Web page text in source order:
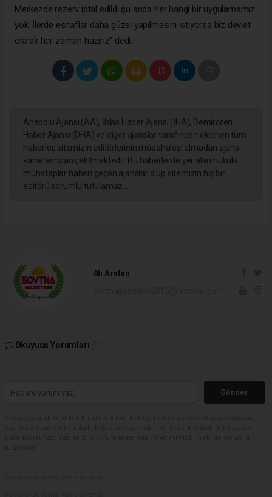
Merkezde rezerv iptal edildi şu anda her hangi bir uygulamamız
yok. İlerde esnaflar daha güzel yapılmasını istiyorsa biz devlet
olarak her zaman hazırız” dedi.
Anadolu Ajansı (AA), İhlas Haber Ajansı (İHA), Demirören
Haber Ajansı (DHA) ve diğer ajanslar tarafından eklenen tüm
haberler, sitemizin editörlerinin müdahalesi olmadan ajans
kanallarından çekilmektedir. Bu haberlerde yer alan hukuki
muhataplar haberi geçen ajanslar olup sitemizin hiç bir
editörü sorumlu tutulamaz...
Ali Arslan
Okuyucu Yorumları
Gönder